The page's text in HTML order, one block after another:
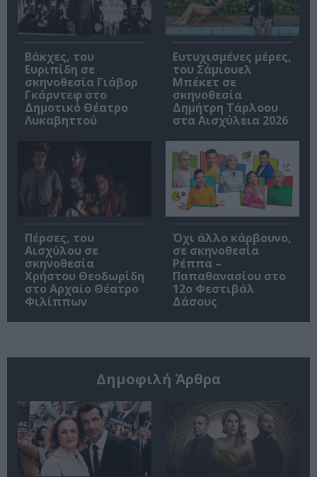
Βάκχες, του
Ευριπίδη σε
σκηνοθεσία Γιάβορ
Γκάρντεφ στο
Δημοτικό Θέατρο
Λυκαβηττού
Ευτυχισμένες μέρες,
του Σάμιουελ
Μπέκετ σε
σκηνοθεσία
Δημήτρη Τάρλοου
στα Αισχύλεια 2026
Πέρσες, του
Αισχύλου σε
σκηνοθεσία
Χρήστου Θεοδωρίδη
στο Αρχαίο Θέατρο
Φιλίππων
Όχι άλλο κάρβουνο,
σε σκηνοθεσία
Ρέππα –
Παπαθανασίου στο
12ο Φεστιβάλ
Δάσους
Δημοφιλή Άρθρα